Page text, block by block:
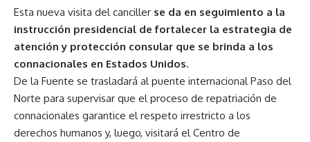
Esta nueva visita del canciller se da en seguimiento a la
instrucción presidencial de fortalecer la estrategia de
atención y protección consular que se brinda a los
connacionales en Estados Unidos.
De la Fuente se trasladará al puente internacional Paso del
Norte para supervisar que el proceso de repatriación de
connacionales garantice el respeto irrestricto a los
derechos humanos y, luego, visitará el Centro de